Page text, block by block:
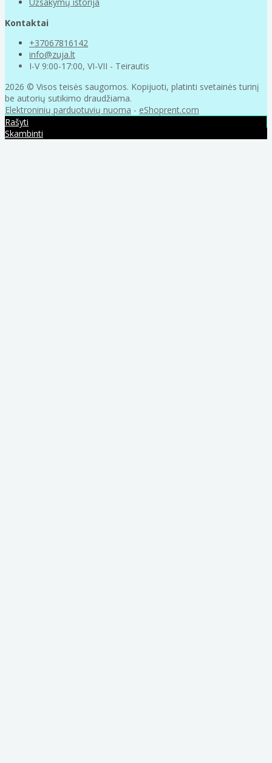
Kontaktai
+37067816142
info@zuja.lt
I-V 9:00-17:00, VI-VII - Teirautis
2026 © Visos teisės saugomos. Kopijuoti, platinti svetainės turinį
be autorių sutikimo draudžiama.
Elektroninių parduotuvių nuoma - eShoprent.com
Rašyti
Skambinti